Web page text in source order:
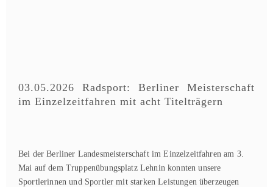
03.05.2026 Radsport: Berliner Meisterschaft
im Einzelzeitfahren mit acht Titelträgern
Bei der Berliner Landesmeisterschaft im Einzelzeitfahren am 3.
Mai auf dem Truppenübungsplatz Lehnin konnten unsere
Sportlerinnen und Sportler mit starken Leistungen überzeugen